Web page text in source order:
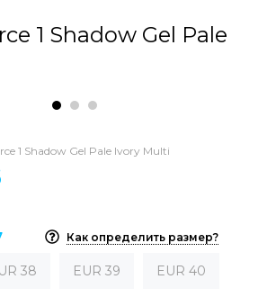
1 Shadow Gel Pale
1 Shadow Gel Pale Ivory Multi
Как определить размер?
38 EUR 39 EUR 40